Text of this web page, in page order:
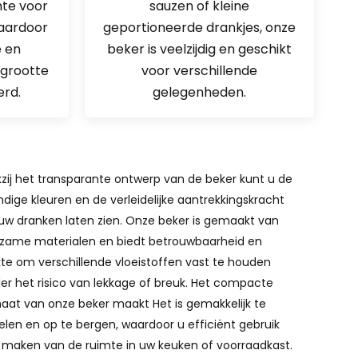
voor
en
sauzen of kleine
geportioneerde drankjes, onze
beker is veelzijdig en geschikt
voor verschillende
gelegenheden.
het transparante ontwerp van de beker kunt u de
kleuren en de verleidelijke aantrekkingskracht
dranken laten zien. Onze beker is gemaakt van
materialen en biedt betrouwbaarheid en
om verschillende vloeistoffen vast te houden
het risico van lekkage of breuk. Het compacte
van onze beker maakt Het is gemakkelijk te
en op te bergen, waardoor u efficiënt gebruik
van de ruimte in uw keuken of voorraadkast.